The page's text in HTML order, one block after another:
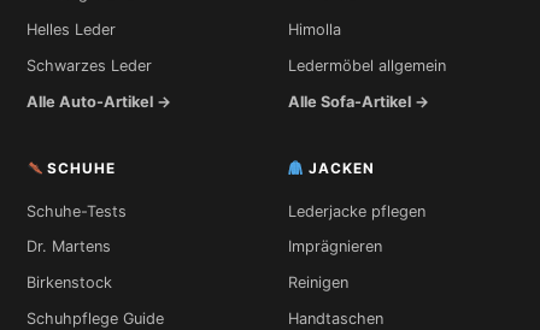
Helles Leder
Schwarzes Leder
Alle Auto-Artikel →
Himolla
Ledermöbel allgemein
Alle Sofa-Artikel →
SCHUHE
Schuhe-Tests
Dr. Martens
Birkenstock
Schuhpflege Guide
JACKEN
Lederjacke pflegen
Imprägnieren
Reinigen
Handtaschen